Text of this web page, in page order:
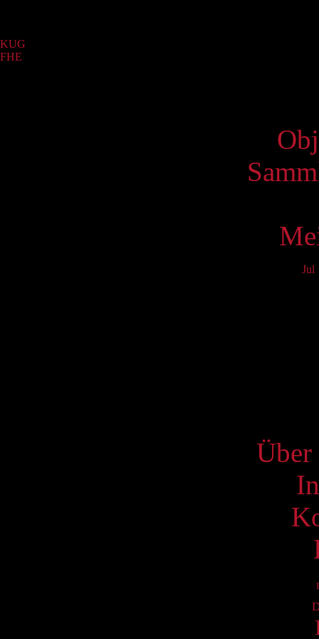
KUG
FHE
Jul